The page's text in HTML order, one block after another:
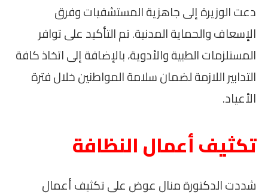
دعت الوزيرة إلى جاهزية المستشفيات وفرق
الإسعاف والحماية المدنية. تم التأكيد على توافر
المستلزمات الطبية والأدوية، بالإضافة إلى اتخاذ كافة
التدابير اللازمة لضمان سلامة المواطنين خلال فترة
الأعياد.
تكثيف أعمال النظافة
شددت الدكتورة منال عوض على تكثيف أعمال